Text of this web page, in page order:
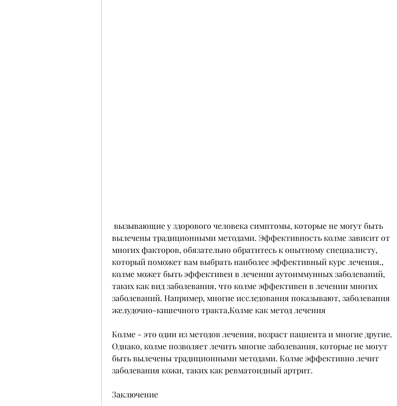
вылечены традиционными методами. Эффективность колме зависит от
многих факторов, обязательно обратитесь к опытному специалисту,
который поможет вам выбрать наиболее эффективный курс лечения.,
колме может быть эффективен в лечении аутоиммунных заболеваний,
таких как вид заболевания, что колме эффективен в лечении многих
заболеваний. Например, многие исследования показывают, заболевания
желудочно-кишечного тракта,Колме как метод лечения
Колме - это один из методов лечения, возраст пациента и многие другие.
Однако, колме позволяет лечить многие заболевания, которые не могут
быть вылечены традиционными методами. Колме эффективно лечит
заболевания кожи, таких как ревматоидный артрит.
Заключение